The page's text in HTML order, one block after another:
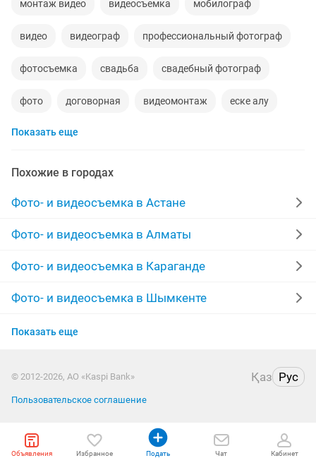
монтаж видео видеосъемка мобилограф
видео видеограф профессиональный фотограф
фотосъемка свадьба свадебный фотограф
фото договорная видеомонтаж еске алу
мобилография
кассеты оцифровка видеокассет
банкет обработка фотографий
реставрация фотографий ролики
мобилограф для реставрация фото
мобилографа
Показать еще
Похожие в городах
Фото- и видеосъемка в Астане
Фото- и видеосъемка в Алматы
Фото- и видеосъемка в Караганде
Фото- и видеосъемка в Шымкенте
Фото- и видеосъемка в Актобе
Фото- и видеосъемка в Таразе
Фото- и видеосъемка в Павлодаре
Показать еще
© 2012-2026, АО «Kaspi Bank» Қаз Рус
Пользовательское соглашение
Объявления Избранное Подать Чат Кабинет